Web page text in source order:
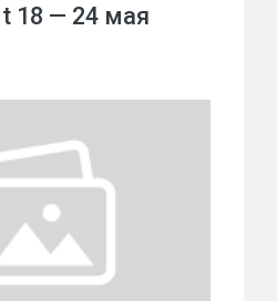
18 — 24 мая